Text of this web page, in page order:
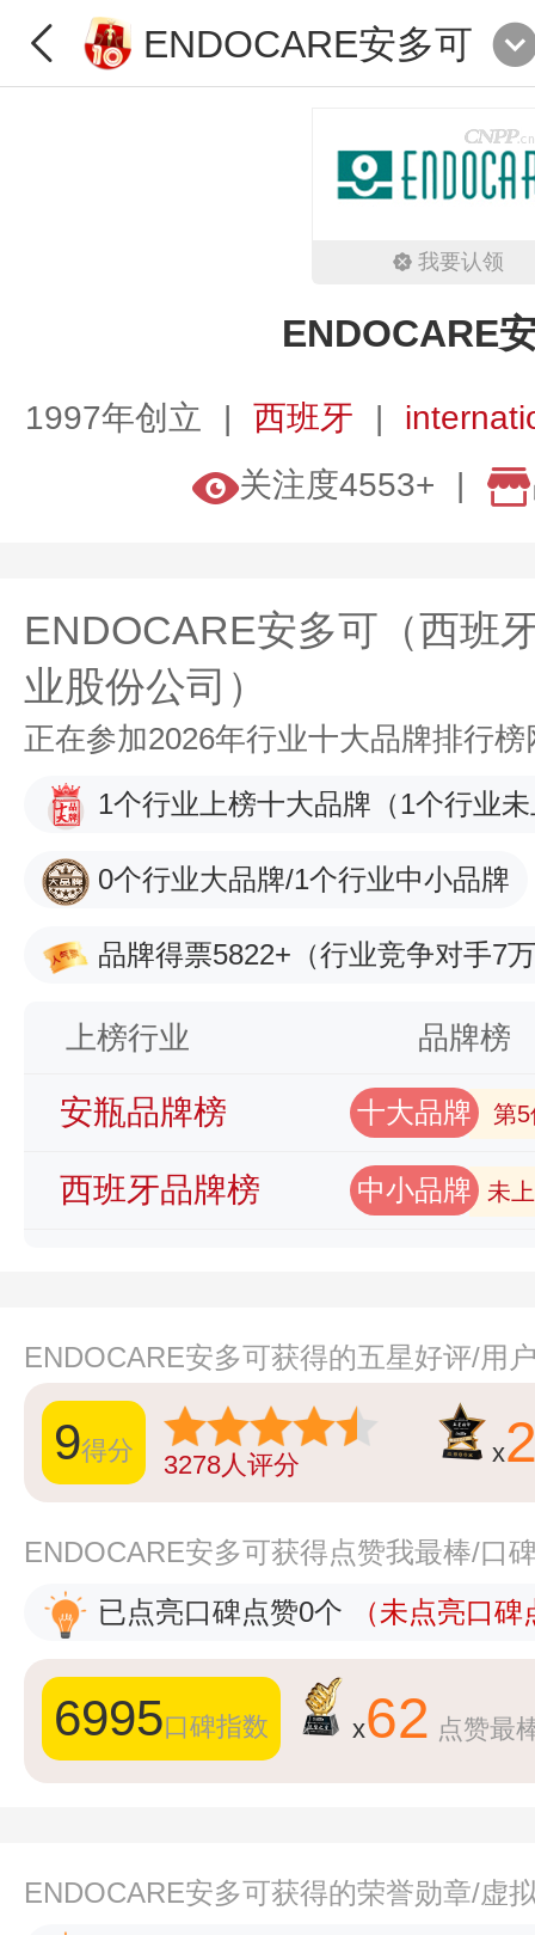
ENDOCARE安多可
我要认领
ENDOCARE
1997年创立 西班牙
关注度4553+
ENDOCARE安多可（西班
业股份公司）
正在参加2026年行业十大品牌排行
1个行业上榜十大品牌 （1个行业
0个行业大品牌/1个行业中小品牌
品牌得票5822+ （行业竞争对手7
上榜行业 品牌榜
安瓶品牌榜 十大品牌 第5
西班牙品牌榜 中小品牌 未
ENDOCARE安多可获得的五星好评/用
9得分 3278人评分 x
ENDOCARE安多可获得点赞我最棒/口
已点亮口碑点赞0个
（未点亮口
6995口碑指数 x62 点赞最
ENDOCARE安多可获得的荣誉勋章/虚